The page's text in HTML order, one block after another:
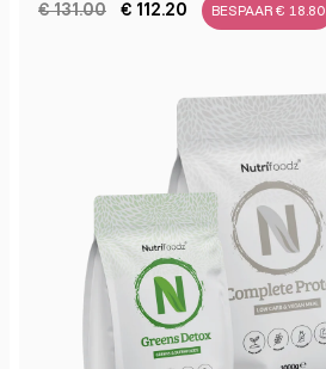
€ 131.00 € 112.20 BESPAAR € 18.80